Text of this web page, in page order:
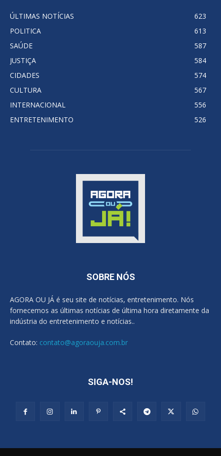
ÚLTIMAS NOTÍCIAS
623
POLITICA
613
SAÚDE
587
JUSTIÇA
584
CIDADES
574
CULTURA
567
INTERNACIONAL
556
ENTRETENIMENTO
526
SOBRE NÓS
AGORA OU JÁ é seu site de notícias, entretenimento. Nós
fornecemos as últimas notícias de última hora diretamente da
indústria do entretenimento e notícias..
Contato: contato@agoraouja.com.br
SIGA-NOS!